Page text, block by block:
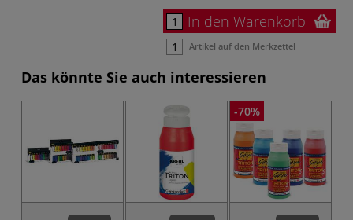
In den Warenkorb
Artikel auf den Merkzettel
Das könnte Sie auch interessieren
-70%